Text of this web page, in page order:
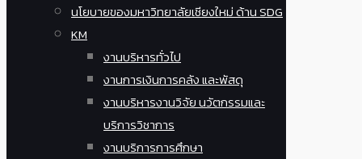
นโยบายของมหาวิทยาลัยเชียงใหม่ ด้าน SDG
KM
งานบริหารทั่วไป
งานการเงินการคลัง และพัสดุ
งานบริหารงานวิจัย นวัตกรรมและ
บริการวิชาการ
งานบริการการศึกษา